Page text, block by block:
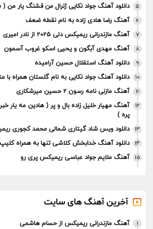
5 دانلود آهنگ جواد نکایی ژنرال من قشنگ یار من
6 آهنگ رضا هادی زاده به نام نقطه ضعف
7 آهنگ مازندرانی ریمیکس دلی 2025 از نادر امیری
8 آهنگ مهدی آبگون و یحیی اسکو غروب آسمون
9 دانلود آهنگ استقلال حسین آرامیده
10 دانلود آهنگ جواد نکایی به نام گلستان همراه با
11 آهنگ مازنی نامه رسون 2 حسین میرشکاری
12
آهنگ مهیار خلیل زاده بال و پر ( هادین مه یار
پره )
13 دانلود ویس شاد گیتاری شمالی محمد کجوری
14 دانلود آهنگ خدابخش کلاشی تنها به همراه کلیپ
15 آهنگ ملایم جواد عباسی ریمیکس پری رو
آخرین آهنگ های سایت
1 آهنگ مازندرانی ریمیکس از حسام هاشمی